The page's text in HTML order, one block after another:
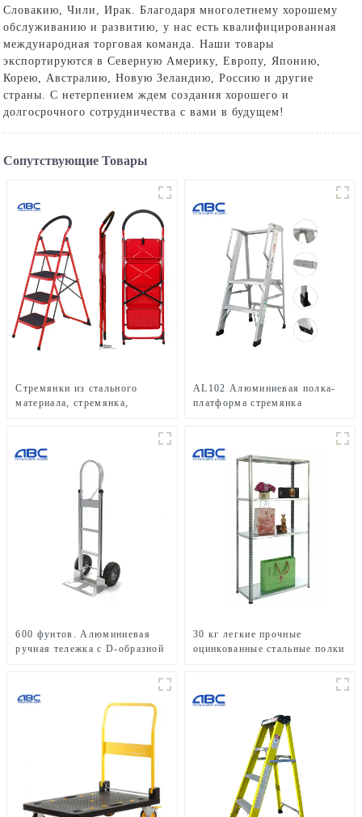
Словакию, Чили, Ирак. Благодаря многолетнему хорошему
обслуживанию и развитию, у нас есть квалифицированная
международная торговая команда. Наши товары
экспортируются в Северную Америку, Европу, Японию,
Корею, Австралию, Новую Зеландию, Россию и другие
страны. С нетерпением ждем создания хорошего и
долгосрочного сотрудничества с вами в будущем!
Сопутствующие Товары
Стремянки из стального
материала, стремянка,
AL102 Алюминиевая полка-
платформа стремянка
600 фунтов. Алюминиевая
ручная тележка с D-образной
30 кг легкие прочные
оцинкованные стальные полки
коммерческих кухнях